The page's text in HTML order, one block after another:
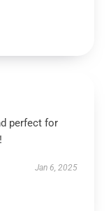
perfect for
Jan 6, 2025